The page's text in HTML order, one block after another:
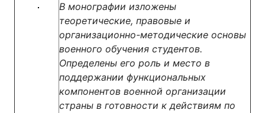
В монографии изложены
теоретические, правовые и
организационно-методические основы
военного обучения студентов.
Определены его роль и место в
поддержании функциональных
компонентов военной организации
страны в готовности к действиям по